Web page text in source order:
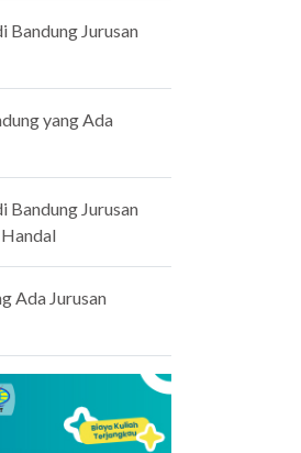
Bandung Jurusan
yang Ada
Bandung Jurusan
Ada Jurusan